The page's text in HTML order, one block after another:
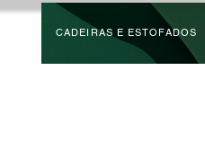
CADEIRAS E ESTOFADOS